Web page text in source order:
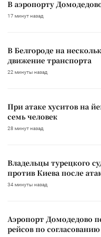
В аэропорту
17 минут назад
В Белгороде на
движение транспорта
22 минуты назад
При атаке хуситов на
семь человек
28 минут назад
Владельцы турецкого
против Киева после
34 минуты назад
Аэропорт Домодедово
рейсов по согласованию